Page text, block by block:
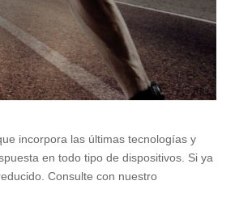
incorpora las últimas tecnologías y
en todo tipo de dispositivos. Si ya
Consulte con nuestro